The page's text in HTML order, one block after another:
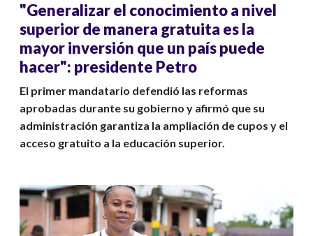
"Generalizar el conocimiento a nivel
superior de manera gratuita es la
mayor inversión que un país puede
hacer": presidente Petro
El primer mandatario defendió las reformas
aprobadas durante su gobierno y afirmó que su
administración garantiza la ampliación de cupos y el
acceso gratuito a la educación superior.